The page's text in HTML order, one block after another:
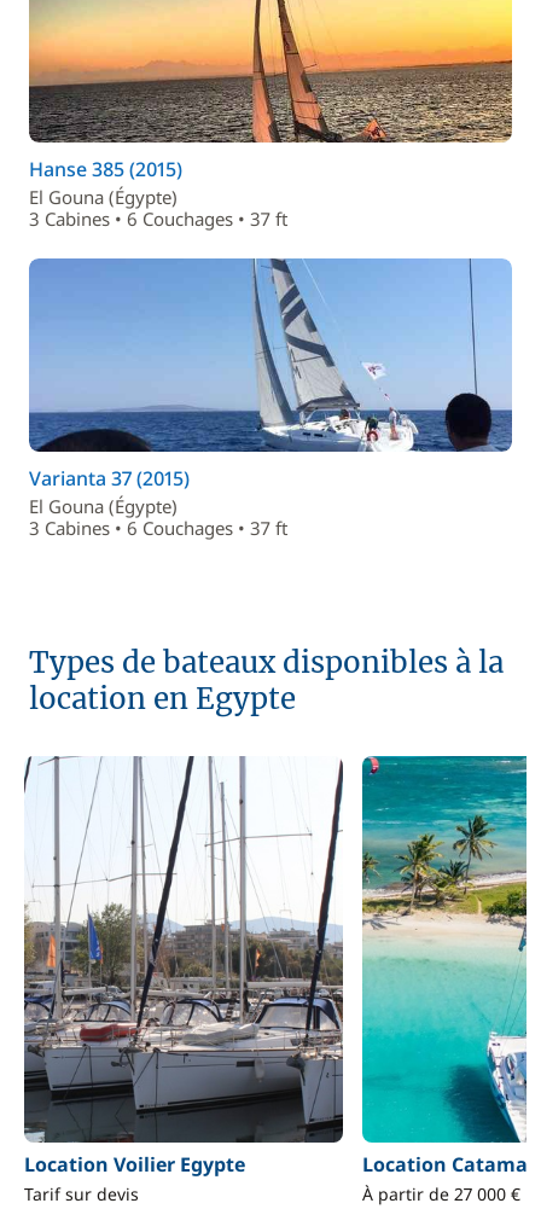
Hanse 385 (2015)
El Gouna (Égypte)
3 Cabines • 6 Couchages • 37 ft
Varianta 37 (2015)
El Gouna (Égypte)
3 Cabines • 6 Couchages • 37 ft
Types de bateaux disponibles à la
location en Egypte
Location Voilier Egypte
Tarif sur devis
Location
À partir de 27 000 €